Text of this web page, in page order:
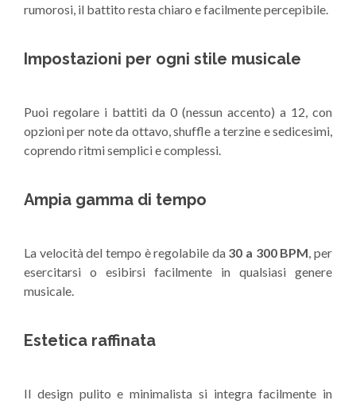
rumorosi, il battito resta chiaro e facilmente percepibile.
Impostazioni per ogni stile musicale
Puoi regolare i battiti da 0 (nessun accento) a 12, con
opzioni per note da ottavo, shuffle a terzine e sedicesimi,
coprendo ritmi semplici e complessi.
Ampia gamma di tempo
La velocità del tempo è regolabile da 30 a 300 BPM , per
esercitarsi o esibirsi facilmente in qualsiasi genere
musicale.
Estetica raffinata
Il design pulito e minimalista si integra facilmente in